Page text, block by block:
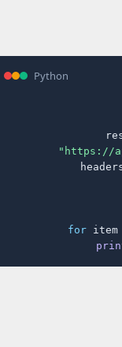
Python
"https://
for item